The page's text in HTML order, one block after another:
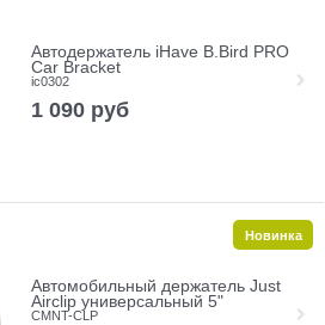
Автодержатель iHave B.Bird PRO
Car Bracket
ic0302
1 090 руб
Автомобильный держатель Just
Airclip универсальный 5"
CMNT-CLP
Новинка